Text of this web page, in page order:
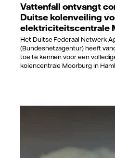
Vattenfall ontvangt
Duitse kolenveiling
elektriciteitscentrale
Het Duitse Federaal Netwerk
(Bundesnetzagentur) heeft
toe te kennen voor een
kolencentrale Moorburg in